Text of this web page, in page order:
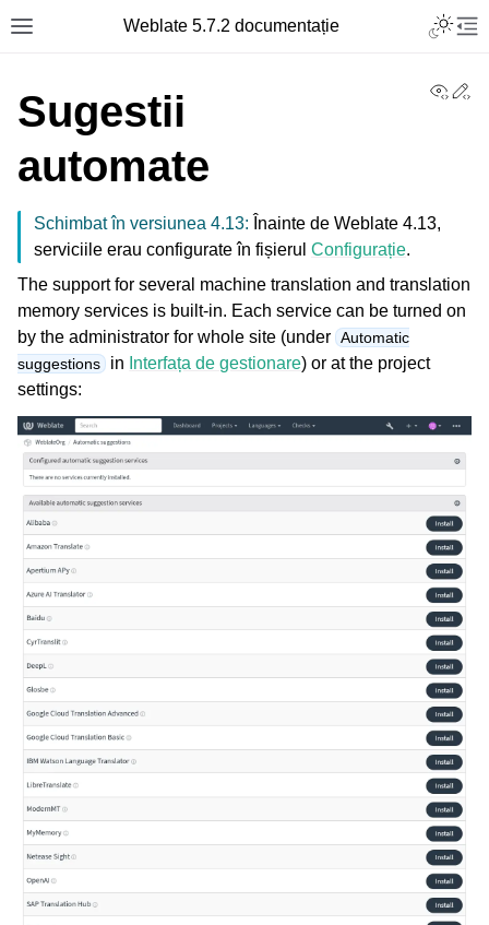
Toggle site navigation sidebar
Weblate 5.7.2 documentație Toggle
navigation of Formate de fișiere acceptate
Sugestii
automate
Schimbat în versiunea 4.13: Înainte de Weblate 4.13,
serviciile erau configurate în fișierul Configurație.
The support for several machine translation and translation
memory services is built-in. Each service can be turned on
by the administrator for whole site (under Automatic
suggestions
in Interfața de gestionare) or at the project
settings: